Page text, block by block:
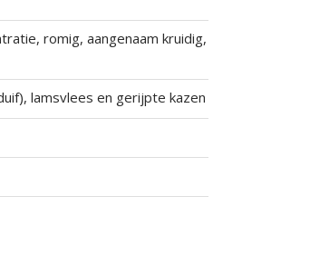
romig, aangenaam kruidig,
lamsvlees en gerijpte kazen